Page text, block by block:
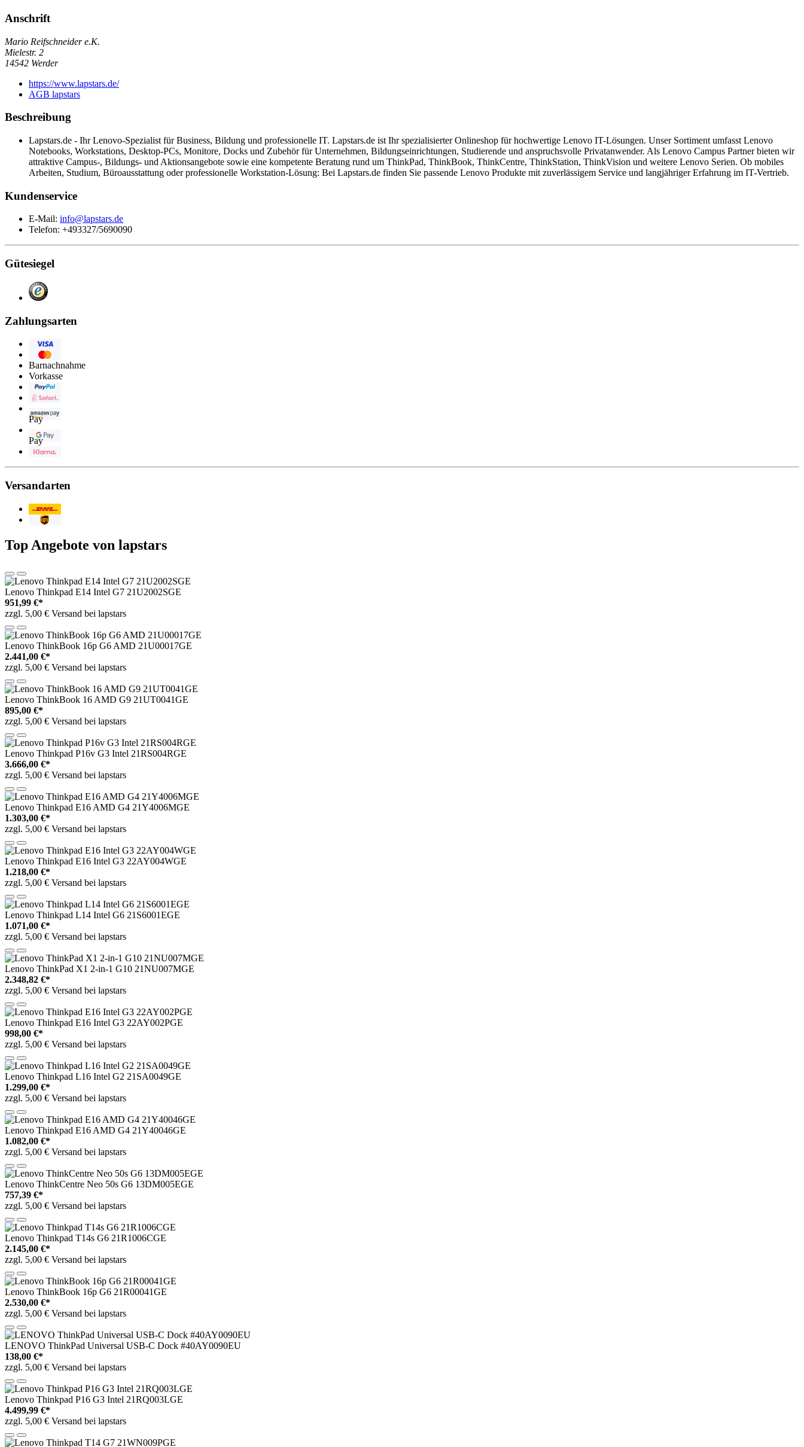
Anschrift
Mario Reifschneider e.K.
Mielestr. 2
14542 Werder
https://www.lapstars.de/
AGB lapstars
Beschreibung
Lapstars.de - Ihr Lenovo-Spezialist für Business, Bildung und professionelle IT. Lapstars.de ist Ihr spezialisierter Onlineshop für hochwertige Lenovo IT-Lösungen. Unser Sortiment umfasst Lenovo
Notebooks, Workstations, Desktop-PCs, Monitore, Docks und Zubehör für Unternehmen, Bildungseinrichtungen, Studierende und anspruchsvolle Privatanwender. Als Lenovo Campus Partner bieten wir
attraktive Campus-, Bildungs- und Aktionsangebote sowie eine kompetente Beratung rund um ThinkPad, ThinkBook, ThinkCentre, ThinkStation, ThinkVision und weitere Lenovo Serien. Ob mobiles
Arbeiten, Studium, Büroausstattung oder professionelle Workstation-Lösung: Bei Lapstars.de finden Sie passende Lenovo Produkte mit zuverlässigem Service und langjähriger Erfahrung im IT-Vertrieb.
Kundenservice
E-Mail: info@lapstars.de
Telefon: +493327/5690090
Gütesiegel
Zahlungsarten
Barnachnahme
Vorkasse
Pay
Pay
Versandarten
Top Angebote von lapstars
Lenovo Thinkpad E14 Intel G7 21U2002SGE
951,99 €*
zzgl. 5,00 € Versand bei lapstars
Lenovo ThinkBook 16p G6 AMD 21U00017GE
2.441,00 €*
zzgl. 5,00 € Versand bei lapstars
Lenovo ThinkBook 16 AMD G9 21UT0041GE
895,00 €*
zzgl. 5,00 € Versand bei lapstars
Lenovo Thinkpad P16v G3 Intel 21RS004RGE
3.666,00 €*
zzgl. 5,00 € Versand bei lapstars
Lenovo Thinkpad E16 AMD G4 21Y4006MGE
1.303,00 €*
zzgl. 5,00 € Versand bei lapstars
Lenovo Thinkpad E16 Intel G3 22AY004WGE
1.218,00 €*
zzgl. 5,00 € Versand bei lapstars
Lenovo Thinkpad L14 Intel G6 21S6001EGE
1.071,00 €*
zzgl. 5,00 € Versand bei lapstars
Lenovo ThinkPad X1 2-in-1 G10 21NU007MGE
2.348,82 €*
zzgl. 5,00 € Versand bei lapstars
Lenovo Thinkpad E16 Intel G3 22AY002PGE
998,00 €*
zzgl. 5,00 € Versand bei lapstars
Lenovo Thinkpad L16 Intel G2 21SA0049GE
1.299,00 €*
zzgl. 5,00 € Versand bei lapstars
Lenovo Thinkpad E16 AMD G4 21Y40046GE
1.082,00 €*
zzgl. 5,00 € Versand bei lapstars
Lenovo ThinkCentre Neo 50s G6 13DM005EGE
757,39 €*
zzgl. 5,00 € Versand bei lapstars
Lenovo Thinkpad T14s G6 21R1006CGE
2.145,00 €*
zzgl. 5,00 € Versand bei lapstars
Lenovo ThinkBook 16p G6 21R00041GE
2.530,00 €*
zzgl. 5,00 € Versand bei lapstars
LENOVO ThinkPad Universal USB-C Dock #40AY0090EU
138,00 €*
zzgl. 5,00 € Versand bei lapstars
Lenovo Thinkpad P16 G3 Intel 21RQ003LGE
4.499,99 €*
zzgl. 5,00 € Versand bei lapstars